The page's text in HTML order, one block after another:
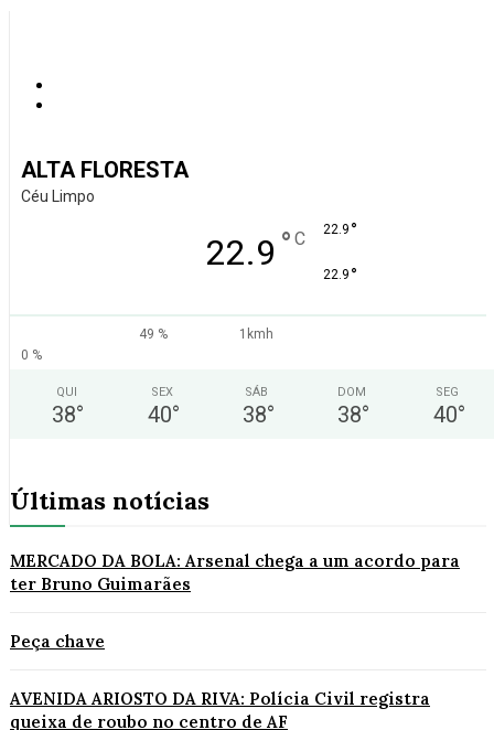
ALTA FLORESTA
Céu Limpo
22.9 ° C 22.9 °
22.9 °
49 %
1kmh
0 %
QUI
38°
SEX
40°
SÁB
38°
DOM
38°
SEG
40°
Últimas notícias
MERCADO DA BOLA: Arsenal chega a um acordo para
ter Bruno Guimarães
Peça chave
AVENIDA ARIOSTO DA RIVA: Polícia Civil registra
queixa de roubo no centro de AF